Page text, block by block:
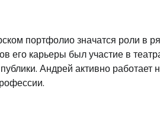
портфолио значатся роли в
его карьеры был участие в
Андрей активно работает